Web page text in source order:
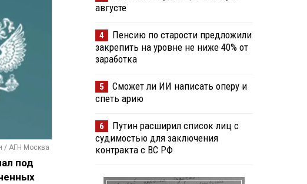
/ АГН Москва
под
августе
4
Пенсию по старости предложили
закрепить на уровне не ниже 40% от
заработка
5
Сможет ли ИИ написать оперу и
спеть арию
6
Путин расширил список лиц с
судимостью для заключения
контракта с ВС РФ